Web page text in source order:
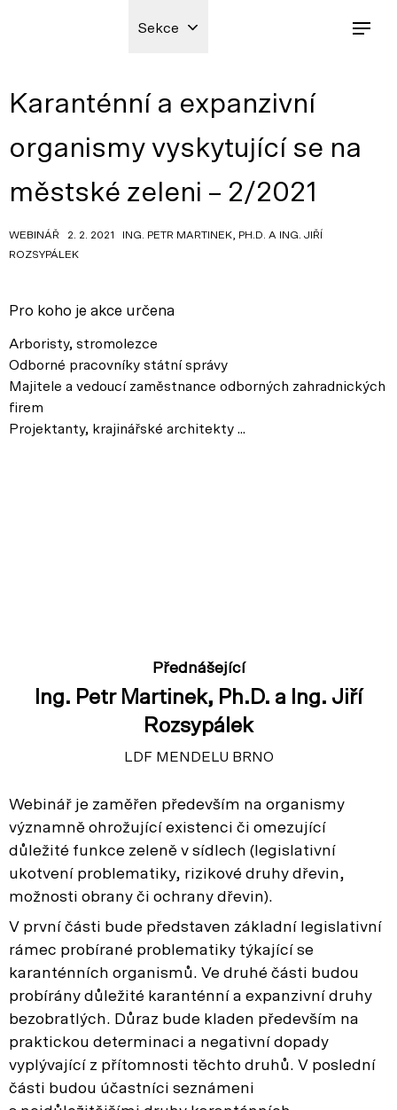
Sekce
Karanténní a expanzivní
organismy vyskytující se na
městské zeleni – 2/2021
WEBINÁŘ 2. 2. 2021 ING. PETR MARTINEK, PH.D. A ING. JIŘÍ
ROZSYPÁLEK
Přednášející
Ing. Petr Martinek, Ph.D. a Ing. Jiří
Rozsypálek
LDF MENDELU BRNO
Webinář je zaměřen především na organismy
významně ohrožující existenci či omezující
důležité funkce zeleně v sídlech (legislativní
ukotvení problematiky, rizikové druhy dřevin,
možnosti obrany či ochrany dřevin).
V první části bude představen základní legislativní
rámec probírané problematiky týkající se
karanténních organismů. Ve druhé části budou
probírány důležité karanténní a expanzivní druhy
bezobratlých. Důraz bude kladen především na
praktickou determinaci a negativní dopady
vyplývající z přítomnosti těchto druhů. V poslední
části budou účastníci seznámeni
Pro koho je akce určena
Arboristy, stromolezce
Odborné pracovníky státní správy
Majitele a vedoucí zaměstnance odborných zahradnických
firem
Projektanty, krajinářské architekty ...